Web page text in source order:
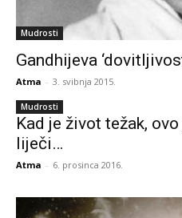
Mudrosti
Gandhijeva
Atma - 3. svibnja 2015.
Mudrosti
Kad je život težak,
liječi…
Atma - 6. prosinca 2016.